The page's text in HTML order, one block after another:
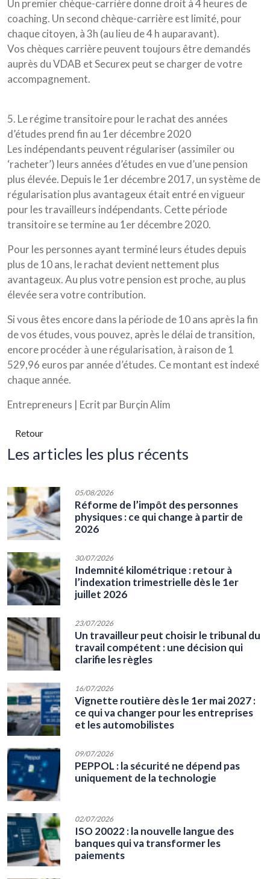
Un premier chèque-carrière donne droit à 4 heures de
coaching. Un second chèque-carrière est limité, pour
chaque citoyen, à 3h (au lieu de 4 h auparavant).
Vos chèques carrière peuvent toujours être demandés
auprès du VDAB et Securex peut se charger de votre
accompagnement.
5. Le régime transitoire pour le rachat des années
d’études prend fin au 1er décembre 2020
Les indépendants peuvent régulariser (assimiler ou
‘racheter’) leurs années d’études en vue d’une pension
plus élevée. Depuis le 1er décembre 2017, un système de
régularisation plus avantageux était entré en vigueur
pour les travailleurs indépendants. Cette période
transitoire se termine au 1er décembre 2020.
Pour les personnes ayant terminé leurs études depuis
plus de 10 ans, le rachat devient nettement plus
avantageux. Au plus votre pension est proche, au plus
élevée sera votre contribution.
Si vous êtes encore dans la période de 10 ans après la fin
de vos études, vous pouvez, après le délai de transition,
encore procéder à une régularisation, à raison de 1
529,96 euros par année d’études. Ce montant est indexé
chaque année.
Entrepreneurs | Ecrit par Burçin Alim
Retour
les articles les plus récents
05/08/2026
Réforme de l’impôt des personnes
physiques : ce qui change à partir de
2026
30/07/2026
Indemnité kilométrique : retour à
l’indexation trimestrielle dès le 1er
juillet 2026
23/07/2026
Un travailleur peut choisir le tribunal du
travail compétent : une décision qui
clarifie les règles
16/07/2026
Vignette routière dès le 1er mai 2027 :
ce qui va changer pour les entreprises
et les automobilistes
09/07/2026
PEPPOL : la sécurité ne dépend pas
uniquement de la technologie
02/07/2026
ISO 20022 : la nouvelle langue des
banques qui va transformer les
paiements